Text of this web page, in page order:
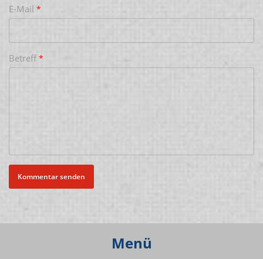
E-Mail *
Betreff *
Menü